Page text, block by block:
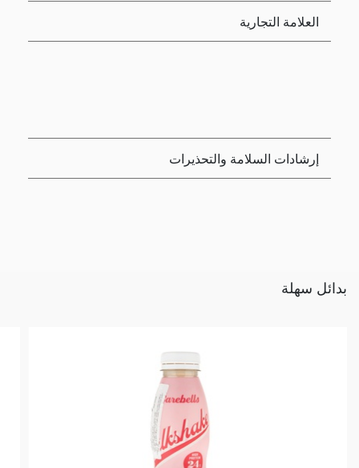
العلامة التجارية
إرشادات السلامة والتحذيرات
بدائل سهلة